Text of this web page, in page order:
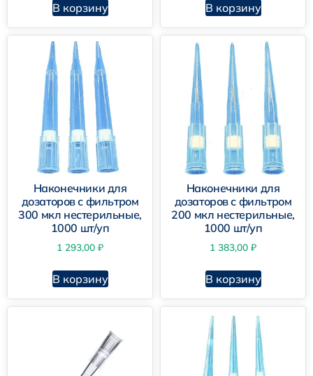
В корзину В корзину
Наконечники для
дозаторов с фильтром
300 мкл нестерильные,
1000 шт/уп
1 293,00 ₽
В корзину
Наконечники для
дозаторов с фильтром
200 мкл нестерильные,
1000 шт/уп
1 383,00 ₽
В корзину